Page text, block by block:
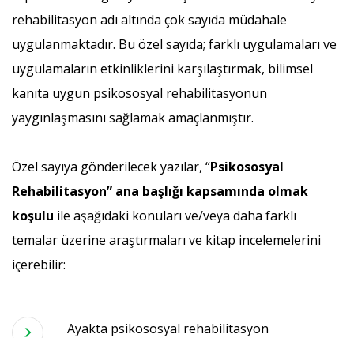
rehabilitasyon adı altında çok sayıda müdahale
uygulanmaktadır. Bu özel sayıda; farklı uygulamaları ve
uygulamaların etkinliklerini karşılaştırmak, bilimsel
kanıta uygun psikososyal rehabilitasyonun
yaygınlaşmasını sağlamak amaçlanmıştır.
Özel sayıya gönderilecek yazılar, “Psikososyal
Rehabilitasyon” ana başlığı kapsamında olmak
koşulu ile aşağıdaki konuları ve/veya daha farklı
temalar üzerine araştırmaları ve kitap incelemelerini
içerebilir:
Ayakta psikososyal rehabilitasyon